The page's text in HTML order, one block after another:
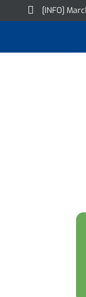
to
[INFO]